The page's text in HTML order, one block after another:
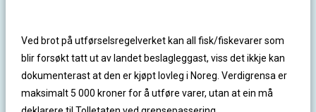
Ved brot på utførselsregelverket kan all fisk/fiskevarer som
blir forsøkt tatt ut av landet beslagleggast, viss det ikkje kan
dokumenterast at den er kjøpt lovleg i Noreg. Verdigrensa er
maksimalt 5 000 kroner for å utføre varer, utan at ein må